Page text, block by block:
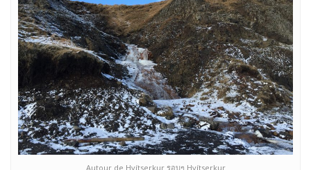
Autour de Hvítserkur รอบๆ Hvítserkur